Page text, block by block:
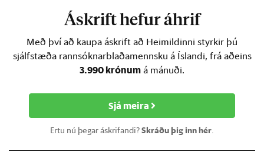
Áskrift hefur áhrif
Með því að kaupa áskrift að Heimildinni styrkir þú
sjálfstæða rannsóknarblaðamennsku á Íslandi, frá aðeins
3.990 krónum á mánuði.
Sjá meira
Ertu nú þegar áskrifandi?Skráðu þig inn hér.